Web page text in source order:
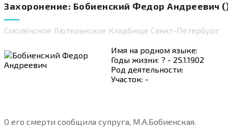
Захоронение: Бобиенский Федор Андреевич
Смоленское Лютеранское Кладбище Санкт-Петербург
Имя на родном языке:
Годы жизни: ? - 25.1.1902
Род деятельности:
Участок: -
О его смерти сообщила супруга, М.А.Бобиенская.